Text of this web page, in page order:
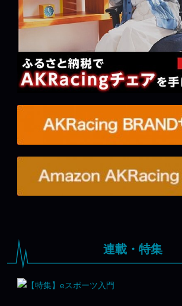
連載・特集